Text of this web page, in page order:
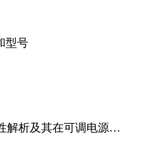
型号
解析及其在可调电源设